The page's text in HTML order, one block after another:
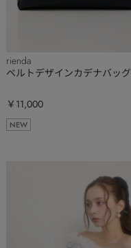
rienda
ベルトデザインカデナバッグ
￥11,000
NEW